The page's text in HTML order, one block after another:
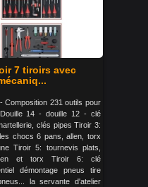
7 tiroirs avec
Composition 231 outils pour
14 - douille 12 - clé
clés pipes Tiroir 3:
chocs 6 pans, allen, torx
Tiroir 5: tournevis plats,
et torx Tiroir 6: clé
démontage pneus tire
la servante d'atelier